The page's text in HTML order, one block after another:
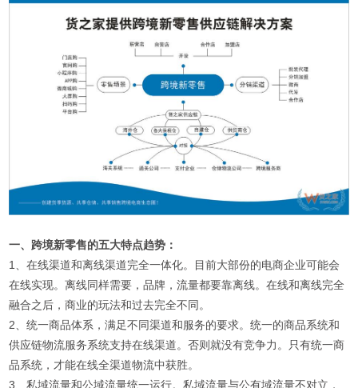
一、跨境新零售的五大特点趋势：
1、在线渠道和离线渠道完全一体化。目前大部份的电商企业可能会
在线实现。离线同样需要，品牌，流量都要靠离线。在线和离线完全
融合之后，商业的玩法和过去完全不同。
2、统一商品体系，满足不同渠道和服务的要求。统一的商品系统和
供应链物流服务系统支持在线渠道。否则就没有竞争力。只有统一商
品系统，才能在线全渠道物流中获胜。
3、私域流量和公域流量统一运行。私域流量与公有域流量不对立，